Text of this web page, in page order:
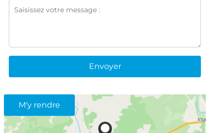
Envoyer
M'y rendre